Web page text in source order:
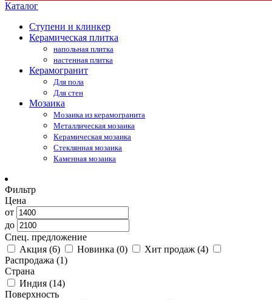
Каталог
Ступени и клинкер
Керамическая плитка
напольная плитка
настенная плитка
Керамогранит
Для пола
Для стен
Мозаика
Мозаика из керамогранита
Металлическая мозаика
Керамическая мозаика
Стеклянная мозаика
Каменная мозаика
Фильтр
Цена
от
до
Спец. предложение
Акция (6) Новинка (0) Хит продаж (4)
Распродажа (1)
Страна
Индия (14)
Поверхность